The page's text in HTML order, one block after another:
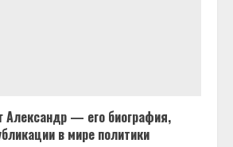
Александр — его биография,
в мире политики